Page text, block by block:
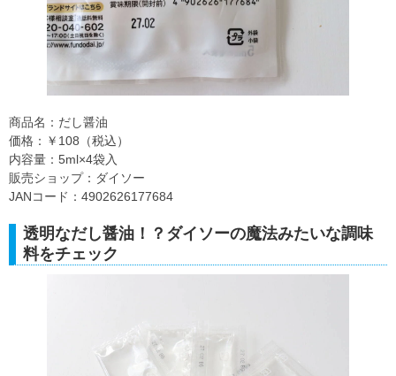
商品名：だし醤油
価格：￥108（税込）
内容量：5ml×4袋入
販売ショップ：ダイソー
JANコード：4902626177684
透明なだし醤油！？ダイソーの魔法みたいな調味
料をチェック